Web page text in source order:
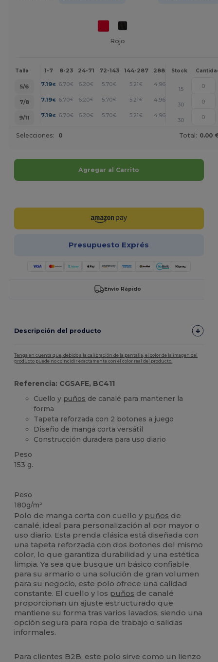
Rojo
Talla 1-7 8-23 24-71 72-143 144-287 288 + Más
Stock
5/6 7.19€ 6.70€ 6.20€ 5.70€ 5.21 € 4.96 +
15
7/8
7.19€ 6.70€ 6.20€ 5.70€ 5.21 € 4.96 +
30
9/11
7.19€ 6.70€ 6.20€ 5.70€ 5.21 € 4.96 +
30
Selecciones: 0 Total: 0.00
Agregar al Carrito
Presupuesto Exprés
Envío Rápido
Descripción del producto
Tenga en cuenta que, debido a la calibración de la pantalla, el color de la imagen del
producto puede no coincidir exactamente con el color real del producto.
Referencia: CGSAFE, BC411
Cuello y puños de canalé para mantener la
forma
Tapeta reforzada con 2 botones a juego
Diseño de manga corta versátil
Construcción duradera para uso diario
Peso
153 g.
Peso
180g/m²
Polo de manga corta con cuello y puños de
canalé, ideal para personalización al por mayor o
uso diario. Esta prenda clásica está diseñada con
una tapeta reforzada con dos botones del mismo
color, lo que garantiza durabilidad y una estética
limpia. Ya sea que busque un básico confiable
para su armario o una solución de gran volumen
para su negocio, este polo ofrece una calidad
constante. El cuello y los puños de canalé
proporcionan un ajuste estructurado que
mantiene su forma tras varios lavados, siendo una
opción segura para ropa de trabajo o salidas
informales.
Para clientes B2B, este polo sirve como un lienzo